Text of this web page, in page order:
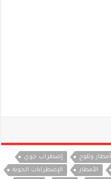
أمطار وثلوج
إضطراب جوي
الأمطار
الإضطرابات الجوية